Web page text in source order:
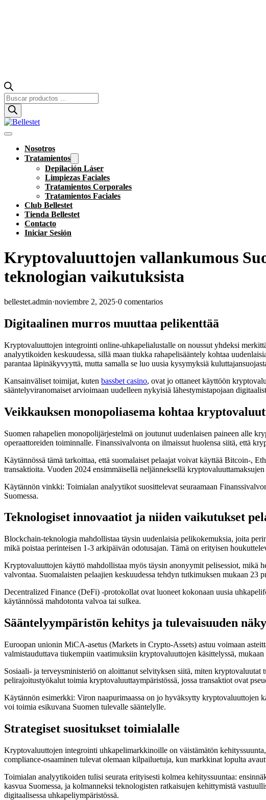
Búsqueda
de
productos
Nosotros
Tratamientos
Depilación Láser
Limpiezas Faciales
Tratamientos Corporales
Tratamientos Faciales
Club Bellestet
Tienda Bellestet
Contacto
Iniciar Sesión
Kryptovaluuttojen vallankumous
teknologian vaikutuksista
bellestet.admin·noviembre 2, 2025·0 comentarios
Digitaalinen murros muuttaa pelikenttää
Kryptovaluuttojen integrointi online-uhkapelialustalle on noussut yhdeksi
analyytikoiden keskuudessa, sillä maan tiukka rahapelisääntely kohtaa
parantaa läpinäkyvyyttä, mutta samalla se luo uusia kysymyksiä
Kansainväliset toimijat, kuten bassbet casino, ovat jo ottaneet käyttöön
sääntelyviranomaiset arvioimaan uudelleen nykyisiä lähestymistapojaan
Veikkauksen monopoliasema kohtaa
Suomen rahapelien monopolijärjestelmä on joutunut uudenlaisen paineen alle
operaattoreiden toiminnalle. Finanssivalvonta on ilmaissut huolensa siitä, että
Käytännössä tämä tarkoittaa, että suomalaiset pelaajat voivat käyttää Bitcoin-,
transaktioita. Vuoden 2024 ensimmäisellä neljänneksellä
Käytännön vinkki: Toimialan analyytikot suosittelevat seuraamaan
Suomessa.
Teknologiset innovaatiot ja niiden vaikutukset
Blockchain-teknologia mahdollistaa täysin uudenlaisia pelikokemuksia, joita
mikä poistaa perinteisen 1-3 arkipäivän odotusajan. Tämä on erityisen
Kryptovaluuttojen käyttö mahdollistaa myös täysin anonyymit pelisessiot, mikä
valvontaa. Suomalaisten pelaajien keskuudessa tehdyn tutkimuksen mukaan
Decentralized Finance (DeFi) -protokollat ovat luoneet kokonaan uusia
käytännössä mahdotonta valvoa tai sulkea.
Sääntelyympäristön kehitys ja tulevaisuuden
Euroopan unionin MiCA-asetus (Markets in Crypto-Assets) astuu voimaan
valmistauduttava tiukempiin vaatimuksiin kryptovaluuttojen käsittelyssä,
Sosiaali- ja terveysministeriö on aloittanut selvityksen siitä, miten kryptovaluutat
pelirajoitustyökalut toimia kryptovaluuttaympäristössä, jossa transaktiot ovat
Käytännön esimerkki: Viron naapurimaassa on jo hyväksytty kryptovaluuttojen
voi toimia esikuvana Suomen tulevalle sääntelylle.
Strategiset suositukset toimialalle
Kryptovaluuttojen integrointi uhkapelimarkkinoille on väistämätön
compliance-osaaminen tulevat olemaan kilpailuetuja, kun markkinat lopulta
Toimialan analyytikoiden tulisi seurata erityisesti kolmea kehityssuuntaa:
kasvua Suomessa, ja kolmanneksi teknologisten ratkaisujen kehittymistä
digitaalisessa uhkapeliympäristössä.